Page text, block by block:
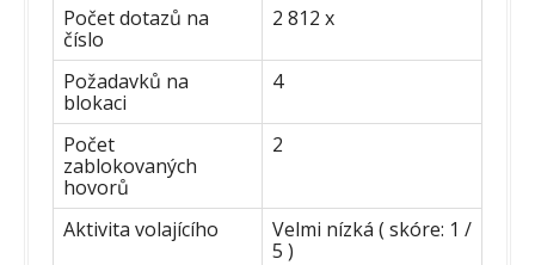
Počet dotazů na
číslo
2 812 x
Požadavků na
blokaci
4
Počet
zablokovaných
hovorů
2
Aktivita volajícího
Velmi nízká ( skóre: 1 /
5 )